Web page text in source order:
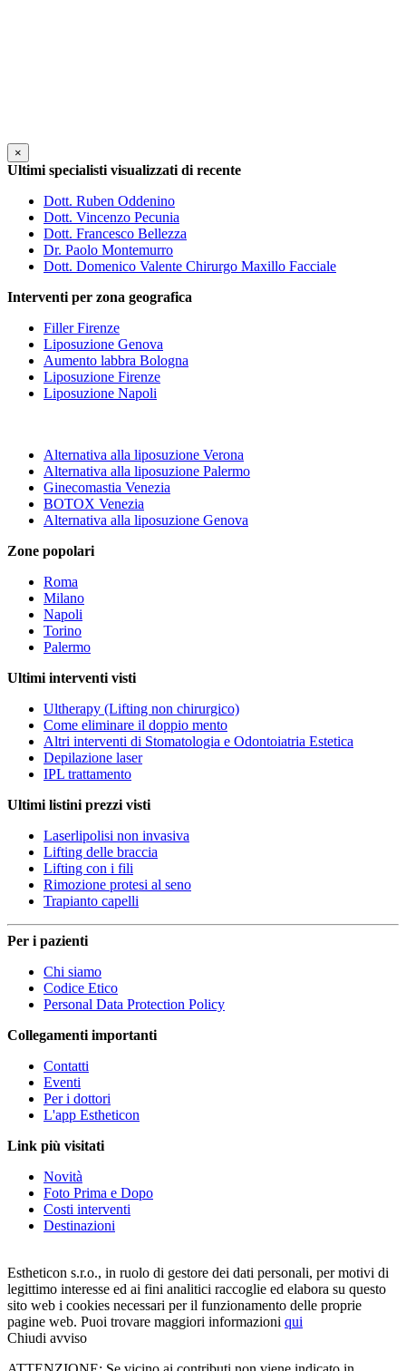
×
Ultimi specialisti visualizzati di recente
Dott. Ruben Oddenino
Dott. Vincenzo Pecunia
Dott. Francesco Bellezza
Dr. Paolo Montemurro
Dott. Domenico Valente Chirurgo Maxillo Facciale
Interventi per zona geografica
Filler Firenze
Liposuzione Genova
Aumento labbra Bologna
Liposuzione Firenze
Liposuzione Napoli
Alternativa alla liposuzione Verona
Alternativa alla liposuzione Palermo
Ginecomastia Venezia
BOTOX Venezia
Alternativa alla liposuzione Genova
Zone popolari
Roma
Milano
Napoli
Torino
Palermo
Ultimi interventi visti
Ultherapy (Lifting non chirurgico)
Come eliminare il doppio mento
Altri interventi di Stomatologia e Odontoiatria Estetica
Depilazione laser
IPL trattamento
Ultimi listini prezzi visti
Laserlipolisi non invasiva
Lifting delle braccia
Lifting con i fili
Rimozione protesi al seno
Trapianto capelli
Per i pazienti
Chi siamo
Codice Etico
Personal Data Protection Policy
Collegamenti importanti
Contatti
Eventi
Per i dottori
L'app Estheticon
Link più visitati
Novità
Foto Prima e Dopo
Costi interventi
Destinazioni
Estheticon s.r.o., in ruolo di gestore dei dati personali, per motivi di
legittimo interesse ed ai fini analitici raccoglie ed elabora su questo
sito web i cookies necessari per il funzionamento delle proprie
pagine web. Puoi trovare maggiori informazioni qui
Chiudi avviso